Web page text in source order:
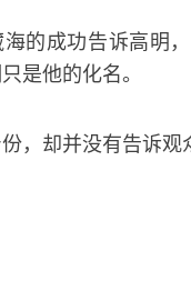
的成功告诉高明
是他的化名。
，却并没有告诉观